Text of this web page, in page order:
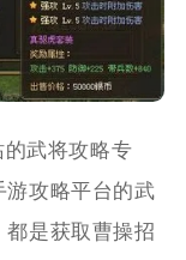
武将攻略专
游攻略平台的武
是获取曹操招